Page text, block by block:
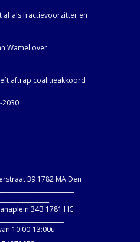
af als fractievoorzitter en
Wamel over
aftrap coalitieakkoord
2030
39 1782 MA Den
34B 1781 HC
10:00-13:00u